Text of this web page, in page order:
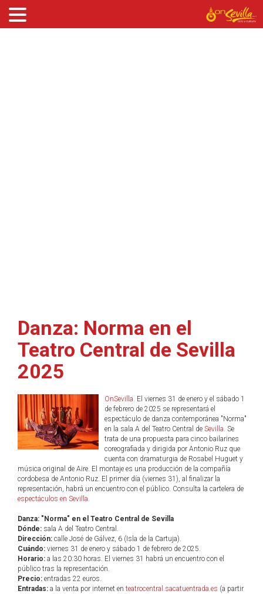
Danza: Norma en el
Teatro Central de Sevilla
2025
OnSevilla. El viernes 31 de enero y el sábado 1
de febrero de 2025 se representará el
espectáculo de danza contemporánea "Norma"
en la sala A del Teatro Central de Sevilla. Se
trata de una propuesta para cinco bailarines
coreografiada y dirigida por Antonio Ruz que
cuenta con dramaturgia de Rosabel Huguet y
música original de Aire. El montaje es una producción de la compañía
cordobesa de Antonio Ruz. El primer día (viernes 31), al finalizar la
representación, habrá un encuentro con el público. Consulta la cartelera de
espectáculos en Sevilla.
Danza: "Norma" en el Teatro Central de Sevilla
Dónde: sala A del Teatro Central.
Dirección: calle José de Gálvez, 6 (Isla de la Cartuja).
Cuándo: viernes 31 de enero y sábado 1 de febrero de 2025.
Horario: a las 20:30 horas. El viernes 31 habrá un encuentro con el
público tras la representación.
Precio: entradas 22 euros.
Entradas: a la venta por internet en teatrocentral.sacatuentrada.es (a partir